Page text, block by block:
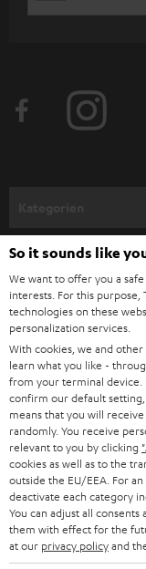
e
e
l
d
u
n
g
HEIMKINO
HEIMKINO-
SOUNDBARS
STEREO
SMART HOME
BLUETOOTH-
KOPFHÖRER
BLUETOOTH-
Unternehmen
SUPPORT
PRESSE & MARKETING
GESCHÄFTSKUNDEN
PARTNERPROGRAMM
BLOG
NEWSLETTER
Teufel Onlineshops
DEUTSCHLAND
ÖSTERREICH
SCHWEIZ
NIEDERLANDE
BELGIEN
So it sounds like
We want to offer you a
interests. For this purpose,
technologies on these
personalization services.
With cookies, we and
learn what you like -
from your terminal device.
confirm our default setting,
means that you will
randomly. You receive
relevant to you by clicking
cookies as well as to the
outside the EU/EEA. For
deactivate each category
You can adjust all
them with effect for the
at our privacy policyand